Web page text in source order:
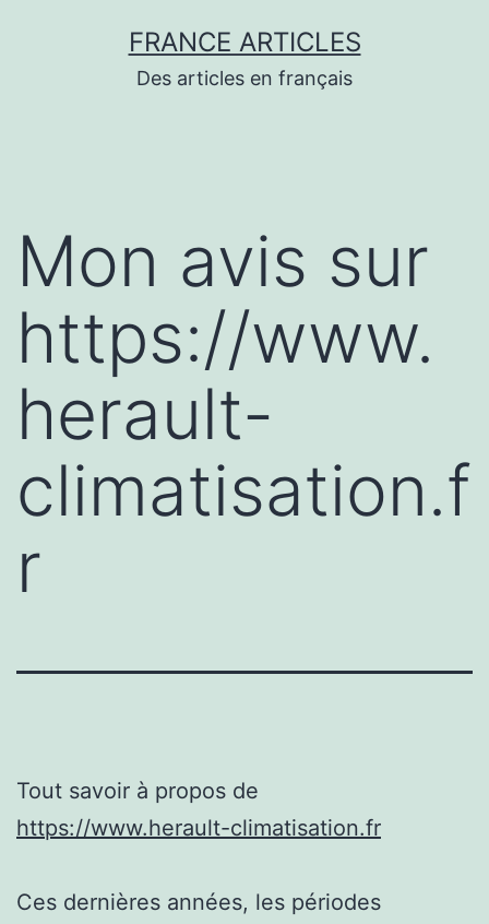
FRANCE ARTICLES
Des articles en français
Mon avis sur
https://www.
herault-
climatisation.f
r
Tout savoir à propos de
https://www.herault-climatisation.fr
Ces dernières années, les périodes